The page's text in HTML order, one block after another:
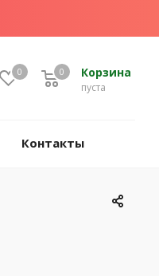
0 Корзина
пуста
0
Контакты